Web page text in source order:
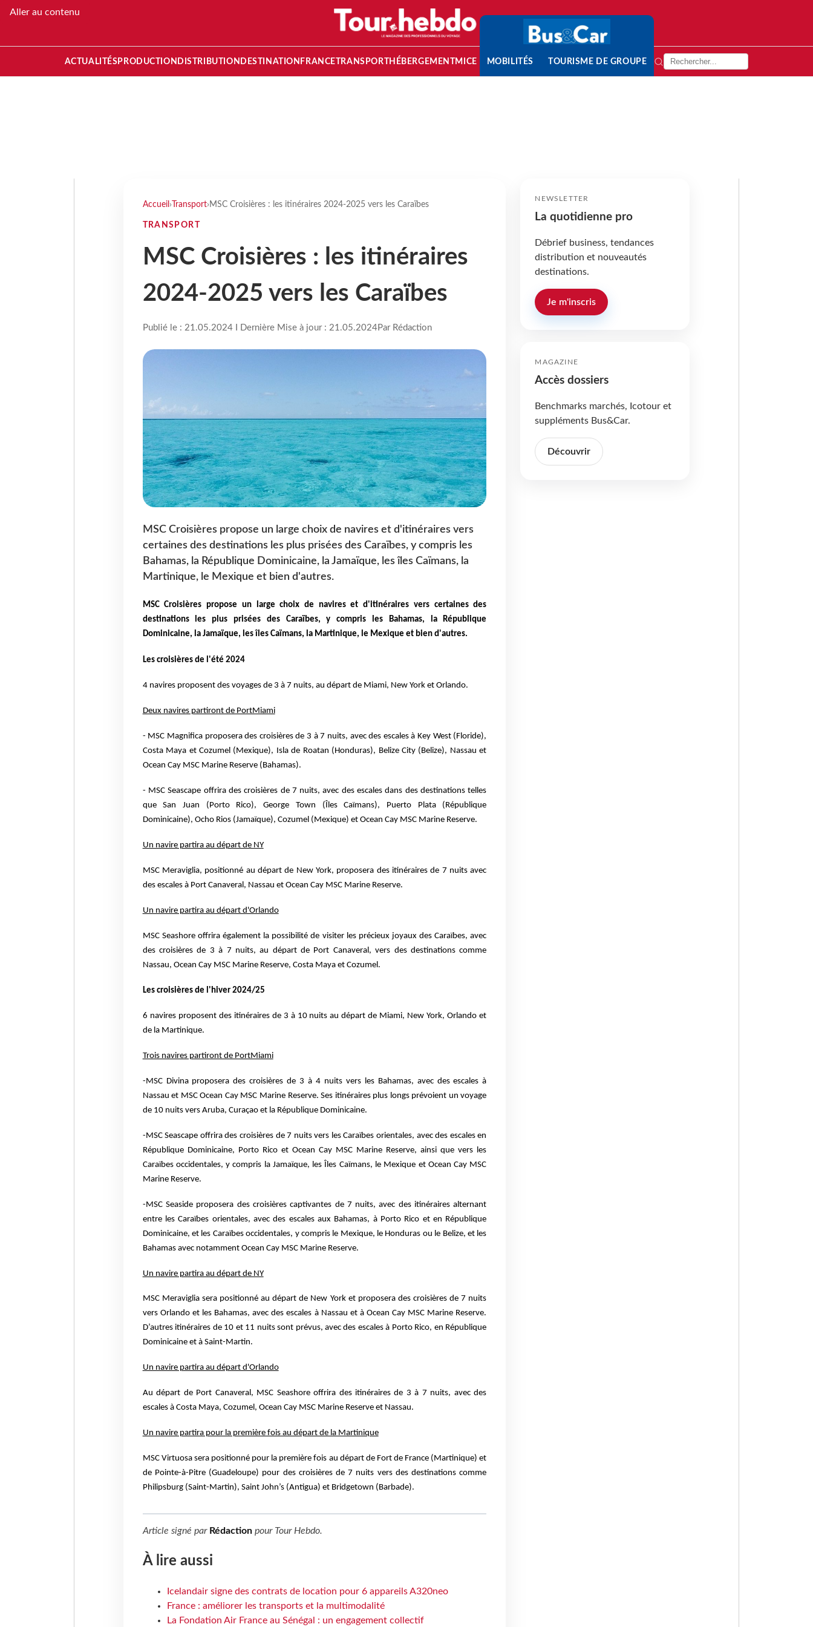
Aller au contenu
ACTUALITÉS PRODUCTION DISTRIBUTION DESTINATION FRANCETRANSPORT HÉBERGEMENTMICE MOBILITÉS TOURISME DE GROUPE
Accueil › Transport› MSC Croisières : les itinéraires 2024-2025 vers les Caraïbes
TRANSPORT
MSC Croisières : les itinéraires
2024-2025 vers les Caraïbes
Publié le : 21.05.2024 I Dernière Mise à jour : 21.05.2024Par Rédaction
MSC Croisières propose un large choix de navires et d'itinéraires vers
certaines des destinations les plus prisées des Caraïbes, y compris les
Bahamas, la République Dominicaine, la Jamaïque, les îles Caïmans, la
Martinique, le Mexique et bien d'autres.
MSC Croisières propose un large choix de navires et d'itinéraires vers certaines des
destinations les plus prisées des Caraïbes, y compris les Bahamas, la République
Dominicaine, la Jamaïque, les îles Caïmans, la Martinique, le Mexique et bien d'autres.
Les croisières de l'été 2024
4 navires proposent des voyages de 3 à 7 nuits, au départ de Miami, New York et Orlando.
Deux navires partiront de PortMiami
- MSC Magnifica proposera des croisières de 3 à 7 nuits, avec des escales à Key West (Floride),
Costa Maya et Cozumel (Mexique), Isla de Roatan (Honduras), Belize City (Belize), Nassau et
Ocean Cay MSC Marine Reserve (Bahamas).
- MSC Seascape offrira des croisières de 7 nuits, avec des escales dans des destinations telles
que San Juan (Porto Rico), George Town (Îles Caïmans), Puerto Plata (République
Dominicaine), Ocho Rios (Jamaïque), Cozumel (Mexique) et Ocean Cay MSC Marine Reserve.
Un navire partira au départ de NY
MSC Meraviglia, positionné au départ de New York, proposera des itinéraires de 7 nuits avec
des escales à Port Canaveral, Nassau et Ocean Cay MSC Marine Reserve.
Un navire partira au départ d'Orlando
MSC Seashore offrira également la possibilité de visiter les précieux joyaux des Caraïbes, avec
des croisières de 3 à 7 nuits, au départ de Port Canaveral, vers des destinations comme
Nassau, Ocean Cay MSC Marine Reserve, Costa Maya et Cozumel.
Les croisières de l'hiver 2024/25
6 navires proposent des itinéraires de 3 à 10 nuits au départ de Miami, New York, Orlando et
de la Martinique.
Trois navires partiront de PortMiami
-MSC Divina proposera des croisières de 3 à 4 nuits vers les Bahamas, avec des escales à
Nassau et MSC Ocean Cay MSC Marine Reserve. Ses itinéraires plus longs prévoient un voyage
de 10 nuits vers Aruba, Curaçao et la République Dominicaine.
-MSC Seascape offrira des croisières de 7 nuits vers les Caraïbes orientales, avec des escales en
République Dominicaine, Porto Rico et Ocean Cay MSC Marine Reserve, ainsi que vers les
Caraïbes occidentales, y compris la Jamaïque, les Îles Caïmans, le Mexique et Ocean Cay MSC
Marine Reserve.
-MSC Seaside proposera des croisières captivantes de 7 nuits, avec des itinéraires alternant
entre les Caraïbes orientales, avec des escales aux Bahamas, à Porto Rico et en République
Dominicaine, et les Caraïbes occidentales, y compris le Mexique, le Honduras ou le Belize, et les
Bahamas avec notamment Ocean Cay MSC Marine Reserve.
Un navire partira au départ de NY
MSC Meraviglia sera positionné au départ de New York et proposera des croisières de 7 nuits
vers Orlando et les Bahamas, avec des escales à Nassau et à Ocean Cay MSC Marine Reserve.
D’autres itinéraires de 10 et 11 nuits sont prévus, avec des escales à Porto Rico, en République
Dominicaine et à Saint-Martin.
Un navire partira au départ d'Orlando
Au départ de Port Canaveral, MSC Seashore offrira des itinéraires de 3 à 7 nuits, avec des
escales à Costa Maya, Cozumel, Ocean Cay MSC Marine Reserve et Nassau.
Un navire partira pour la première fois au départ de la Martinique
MSC Virtuosa sera positionné pour la première fois au départ de Fort de France (Martinique) et
de Pointe-à-Pitre (Guadeloupe) pour des croisières de 7 nuits vers des destinations comme
Philipsburg (Saint-Martin), Saint John’s (Antigua) et Bridgetown (Barbade).
Article signé par Rédactionpour Tour Hebdo.
À lire aussi
Icelandair signe des contrats de location pour 6 appareils A320neo
France : améliorer les transports et la multimodalité
La Fondation Air France au Sénégal : un engagement collectif
NEWSLETTER
La quotidienne pro
Débrief business, tendances
distribution et nouveautés
destinations.
Je m'inscris
MAGAZINE
Accès dossiers
Benchmarks marchés, Icotour et
suppléments Bus&Car.
Découvrir